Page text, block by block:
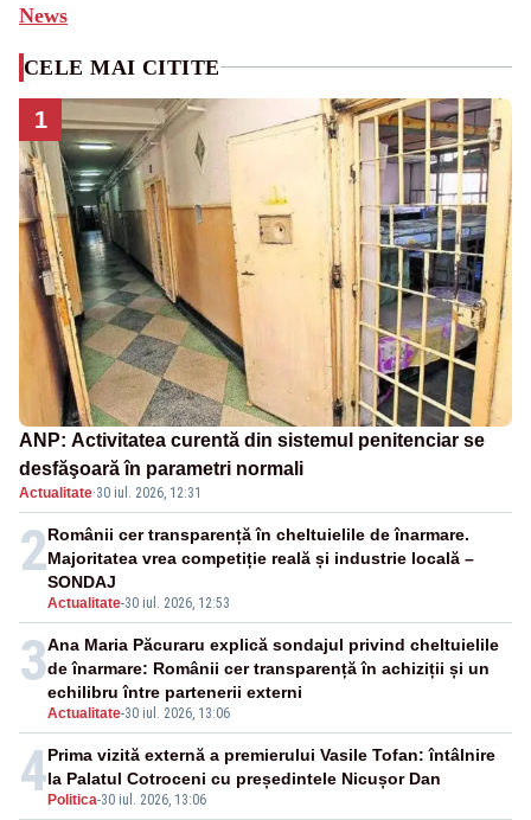
News
CELE MAI CITITE
1
ANP: Activitatea curentă din sistemul penitenciar se
desfăşoară în parametri normali
Actualitate·30 iul. 2026, 12:31
2
Actualitate-30 iul. 2026, 12:53
Românii cer transparență în cheltuielile de înarmare.
Majoritatea vrea competiție reală și industrie locală –
SONDAJ
3
Actualitate-30 iul. 2026, 13:06
Ana Maria Păcuraru explică sondajul privind cheltuielile
de înarmare: Românii cer transparență în achiziții și un
echilibru între partenerii externi
4 Politica-30 iul. 2026, 13:06
Prima vizită externă a premierului Vasile Tofan: întâlnire
la Palatul Cotroceni cu președintele Nicușor Dan